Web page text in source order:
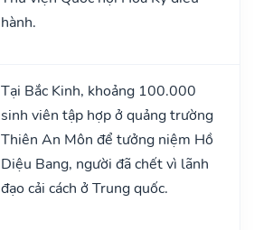
hành.
Tại Bắc Kinh, khoảng 100.000
sinh viên tập hợp ở quảng trường
Thiên An Môn để tưởng niệm Hồ
Diệu Bang, người đã chết vì lãnh
đạo cải cách ở Trung quốc.